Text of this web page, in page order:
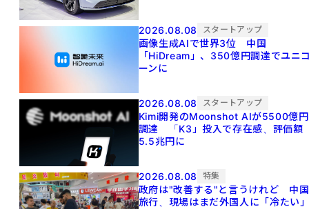
2026.08.08 スタートアップ
画像生成AIで世界3位 中国
「HiDream」、350億円調達でユニ
ーンに
2026.08.08 スタートアップ
Kimi開発のMoonshot AIが5500億円
調達 「K3」投入で存在感、評価額
5.5兆円に
2026.08.08 特集
政府は"改善する"と言うけれど 中国
旅行、現場はまだ外国人に「冷たい